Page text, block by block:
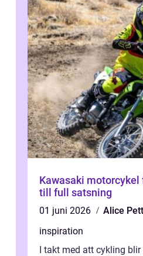
Kawasaki motorcykel från första varv
till full satsning
01 juni 2026
Alice
inspiration
I takt med att cykling